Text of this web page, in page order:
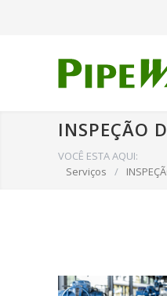
INSPEÇÃO
VOCÊ ESTA AQUI:
Serviços
/